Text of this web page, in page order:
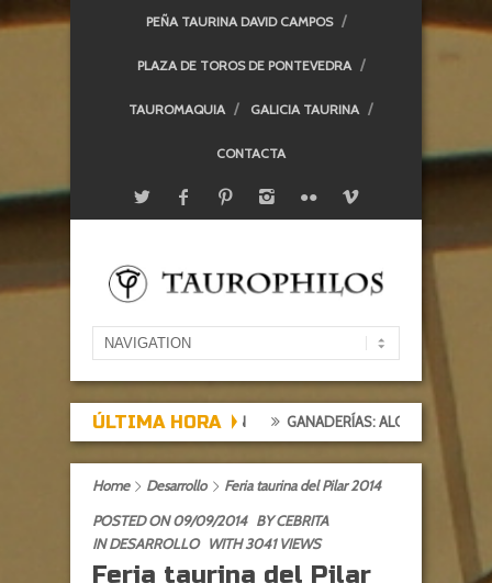
PEÑA TAURINA DAVID CAMPOS
PLAZA DE TOROS DE PONTEVEDRA
TAUROMAQUIA GALICIA TAURINA
CONTACTA
ÚLTIMA HORA
TARDE DE DECEPCIÓN GANADERÍAS: ALCURRUCÉN
Home Desarrollo
Feria taurina del Pilar 2014
POSTED ON 09/09/2014 BYCEBRITA
INDESARROLLO WITH 3041 VIEWS
Feria taurina del Pilar